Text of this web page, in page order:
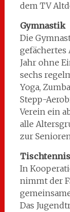
dem TV
Gymnastik
Die
gefächertes
Jahr ohne
sechs
Yoga,
Stepp-
Verein ein
alle
zur
Tischtennis
In
nimmt der
Das